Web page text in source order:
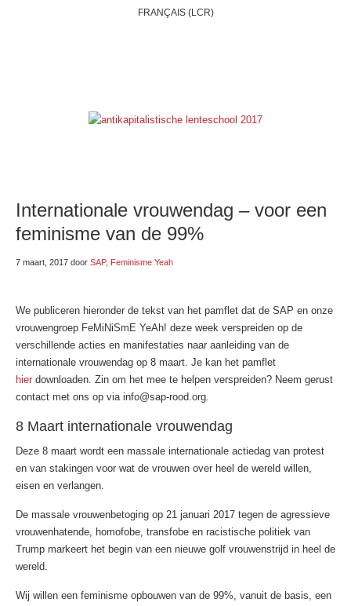
FRANÇAIS (LCR)
Internationale vrouwendag – voor een
feminisme van de 99%
7 maart, 2017 door SAP, Feminisme Yeah
We publiceren hieronder de tekst van het pamflet dat de SAP en onze
vrouwengroep FeMiNiSmE YeAh! deze week verspreiden op de
verschillende acties en manifestaties naar aanleiding van de
internationale vrouwendag op 8 maart. Je kan het pamflet
hier downloaden. Zin om het mee te helpen verspreiden? Neem gerust
contact met ons op via info@sap-rood.org.
8 Maart internationale vrouwendag
Deze 8 maart wordt een massale internationale actiedag van protest
en van stakingen voor wat de vrouwen over heel de wereld willen,
eisen en verlangen.
De massale vrouwenbetoging op 21 januari 2017 tegen de agressieve
vrouwenhatende, homofobe, transfobe en racistische politiek van
Trump markeert het begin van een nieuwe golf vrouwenstrijd in heel de
wereld.
Wij willen een feminisme opbouwen van de 99%, vanuit de basis, een